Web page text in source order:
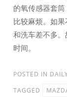
的氧传感器套
比较麻烦。如
和洗车差不多
时间。
POSTED IN
TAGGED